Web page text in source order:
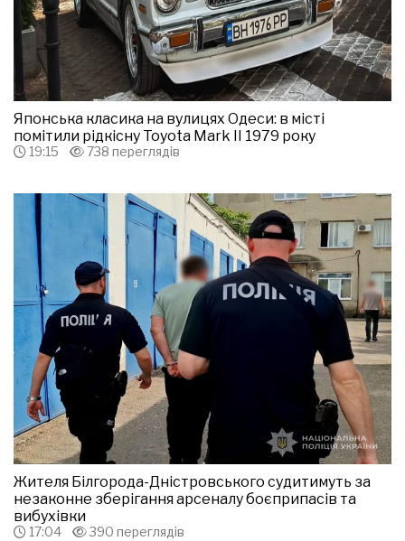
Японська класика на вулицях Одеси: в місті
помітили рідкісну Toyota Mark II 1979 року
19:15 738 переглядів
Жителя Білгорода-Дністровського судитимуть за
незаконне зберігання арсеналу боєприпасів та
вибухівки
17:04 390 переглядів